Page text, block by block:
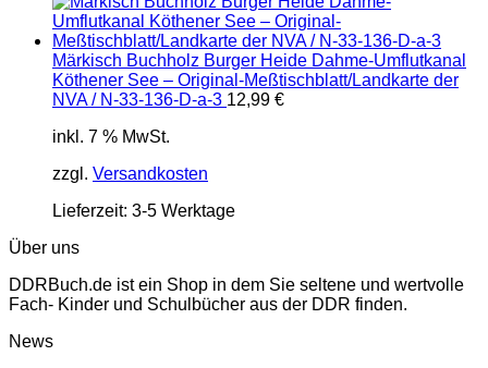
Märkisch Buchholz Burger Heide Dahme-Umflutkanal
Köthener See – Original-Meßtischblatt/Landkarte der
NVA / N-33-136-D-a-3 12,99 €
inkl. 7 % MwSt.
zzgl. Versandkosten
Lieferzeit: 3-5 Werktage
Über uns
DDRBuch.de ist ein Shop in dem Sie seltene und wertvolle
Fach- Kinder und Schulbücher aus der DDR finden.
News